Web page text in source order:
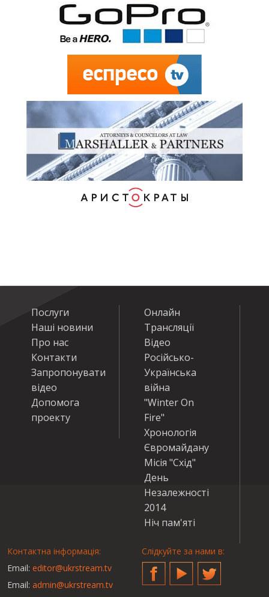
Послуги
Наші новини
Про нас
Контакти
Запропонувати
відео
Допомога
проекту
Онлайн
Трансляції
Відео
Російсько-
Українська
війна
"Winter On
Fire"
Хронологія
Євромайдану
Місія "Схід"
День
Незалежності
2014
Ніч пам'яті
Контактна інформація:
Email: editor@ukrstream.tv
Email: admin@ukrstream.tv
Слідкуйте за нами в:
FacebookYouTubeTwitter